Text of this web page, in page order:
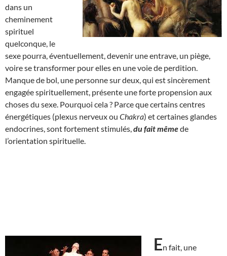
dans un
cheminement
spirituel
quelconque, le
sexe pourra, éventuellement, devenir une entrave, un piège,
voire se transformer pour elles en une voie de perdition.
Manque de bol, une personne sur deux, qui est sincèrement
engagée spirituellement, présente une forte propension aux
choses du sexe. Pourquoi cela ? Parce que certains centres
énergétiques (plexus nerveux ou Chakra) et certaines glandes
endocrines, sont fortement stimulés, du fait mêmede
l’orientation spirituelle.
En fait, une